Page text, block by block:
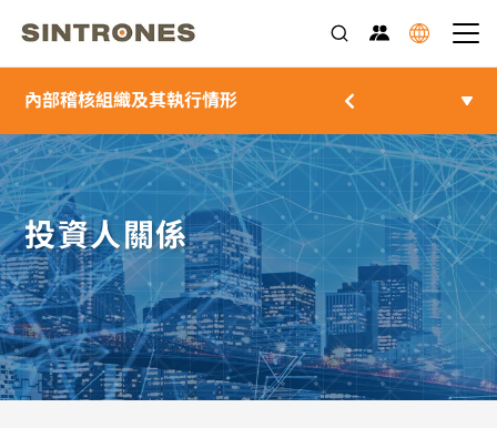
投資人關係
內部稽核組織及其執行情形